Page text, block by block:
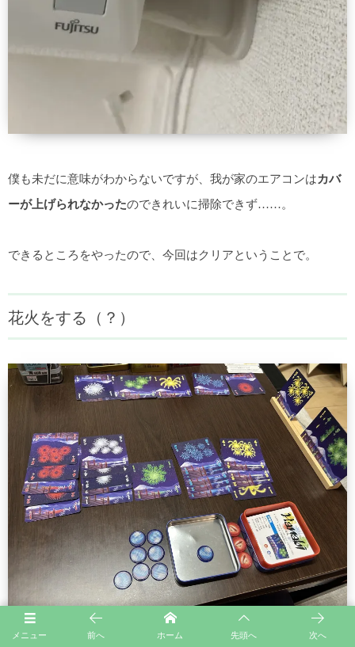
僕も未だに意味がわからないですが、我が家のエアコンはカバ
ーが上げられなかったのできれいに掃除できず……。
できるところをやったので、今回はクリアということで。
花火をする（？）
メニュー 前へ ホーム 先頭へ 次へ